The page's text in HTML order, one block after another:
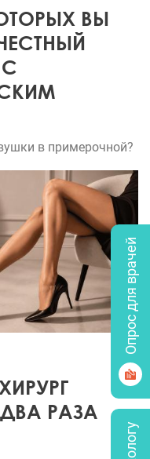
ВЫ
в примерочной?
РАЗА
Опрос для врачей